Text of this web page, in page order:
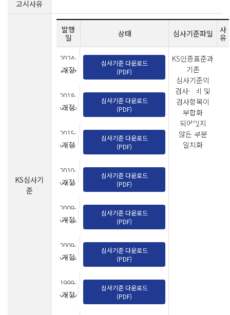
고시사유
KS심사기
준
발행
일
상태 심사기준파일
사
유
2024-
10-24
개정
심사기준 다운로드
(PDF)
KS인증표준과
기존
심사기준의
검사설비 및
검사항목이
부합화
되어있지
않은 부분
일치화
2018-
03-05
개정
심사기준 다운로드
(PDF)
2015-
07-07
개정
심사기준 다운로드
(PDF)
2010-
06-17
개정
심사기준 다운로드
(PDF)
2009-
04-22
개정
심사기준 다운로드
(PDF)
2009-
04-22
개정
심사기준 다운로드
(PDF)
1999-
09-16
개정
심사기준 다운로드
(PDF)